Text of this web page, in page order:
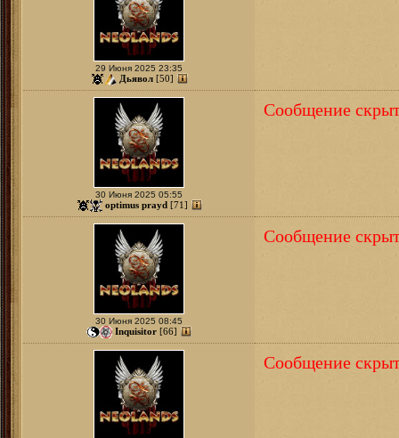
29 Июня 2025 23:35
Дьявол [50]
30 Июня 2025 05:55
optimus prayd [71]
Сообщение
30 Июня 2025 08:45
Inquisitor [66]
Сообщение
Сообщение